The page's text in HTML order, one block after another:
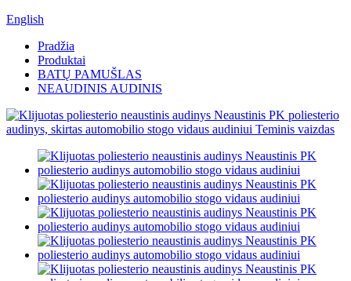
English
Pradžia
Produktai
BATŲ PAMUŠLAS
NEAUDINIS AUDINIS